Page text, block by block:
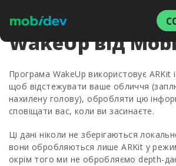
WakeUp від
Програма WakeUp використовує ARKit
щоб відстежувати ваше обличчя
нахилену голову), обробляти цю
сповіщати вас, коли ви засинаєте.
Ці дані ніколи не зберігаються
вони обробляються лише ARKit у
окрім того ми не обробляємо depth-